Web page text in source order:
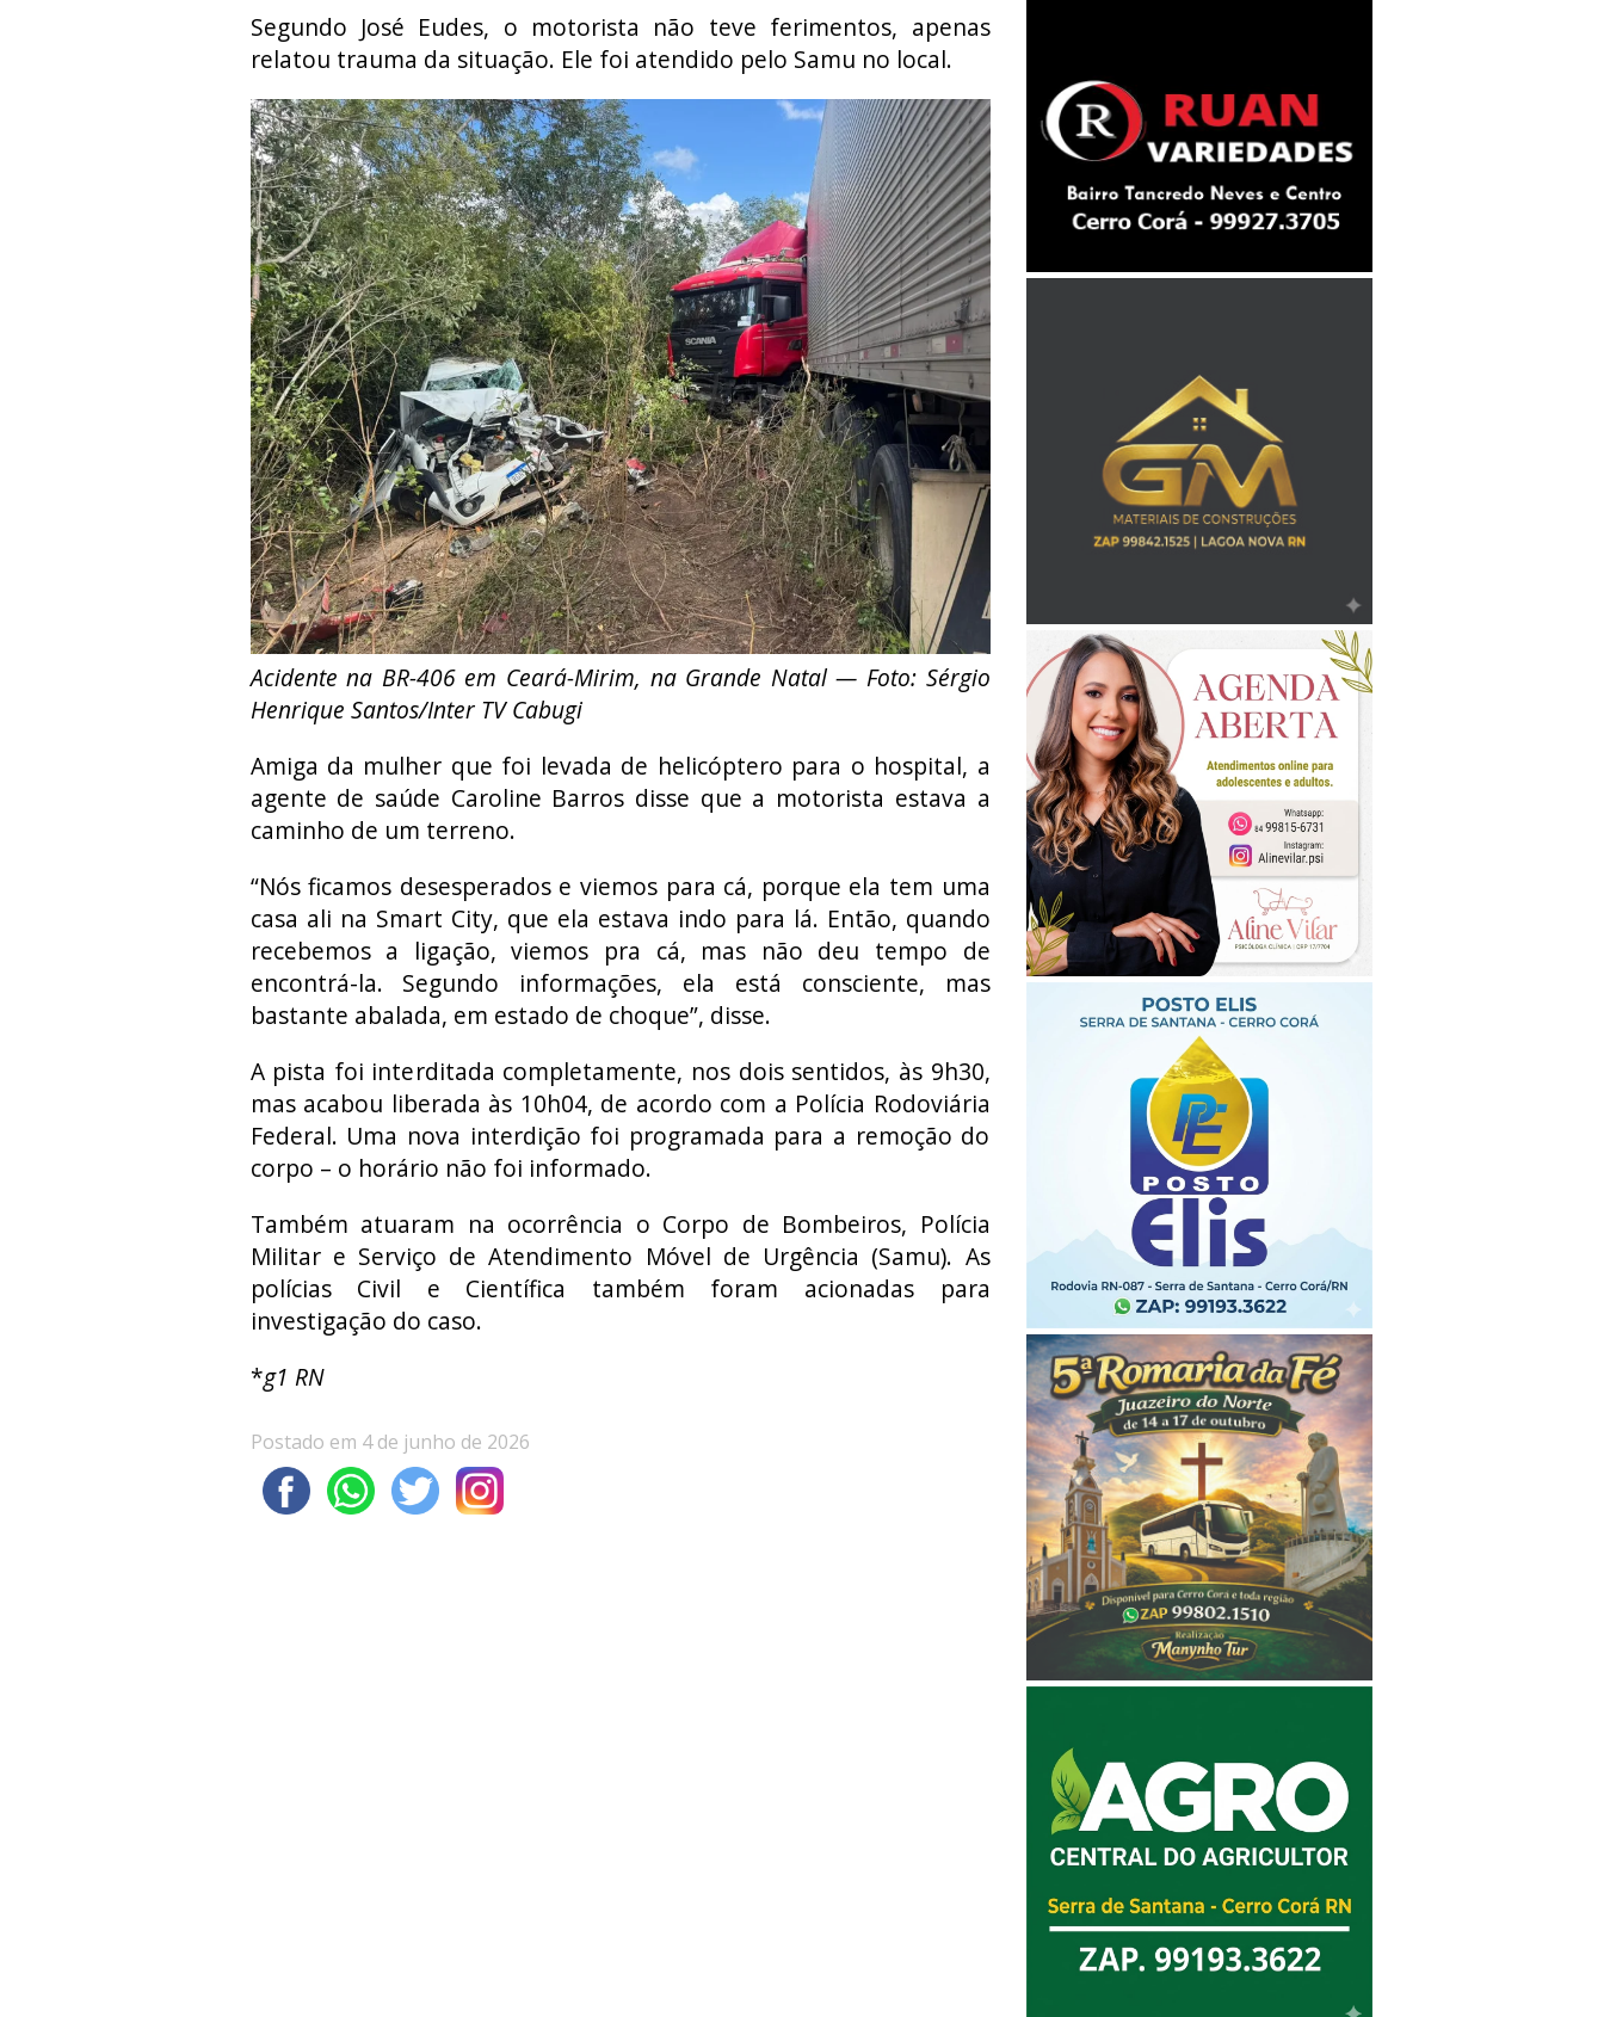
Segundo José Eudes, o motorista não teve ferimentos, apenas
relatou trauma da situação. Ele foi atendido pelo Samu no local.
Acidente na BR-406 em Ceará-Mirim, na Grande Natal — Foto: Sérgio
Henrique Santos/Inter TV Cabugi
Amiga da mulher que foi levada de helicóptero para o hospital, a
agente de saúde Caroline Barros disse que a motorista estava a
caminho de um terreno.
“Nós ficamos desesperados e viemos para cá, porque ela tem uma
casa ali na Smart City, que ela estava indo para lá. Então, quando
recebemos a ligação, viemos pra cá, mas não deu tempo de
encontrá-la. Segundo informações, ela está consciente, mas
bastante abalada, em estado de choque”, disse.
A pista foi interditada completamente, nos dois sentidos, às 9h30,
mas acabou liberada às 10h04, de acordo com a Polícia Rodoviária
Federal. Uma nova interdição foi programada para a remoção do
corpo – o horário não foi informado.
Também atuaram na ocorrência o Corpo de Bombeiros, Polícia
Militar e Serviço de Atendimento Móvel de Urgência (Samu). As
polícias Civil e Científica também foram acionadas para
investigação do caso.
*g1 RN
Postado em 4 de junho de 2026